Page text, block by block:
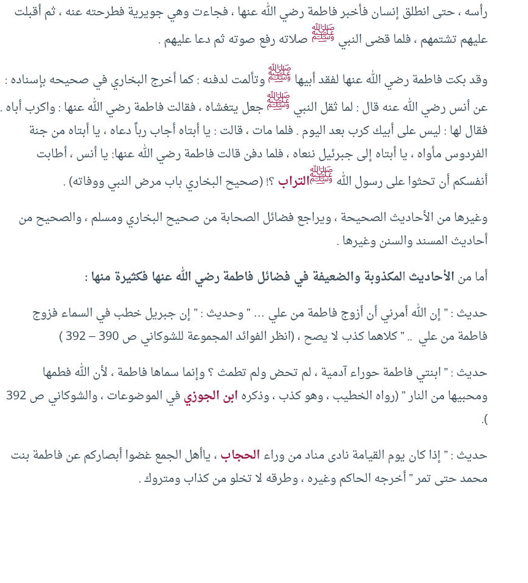
رأسه ، حتى انطلق إنسان فأخبر فاطمة رضي الله عنها ، فجاءت وهي جويرية فطرحته عنه ، ثم أقبلت
عليهم تشتمهم ، فلما قضى النبيﷺ صلاته رفع صوته ثم دعا عليهم .
وقد بكت فاطمة رضي الله عنها لفقد أبيهاﷺوتألمت لدفنه : كما أخرج البخاري في صحيحه بإسناده :
عن أنس رضي الله عنه قال : لما ثقل النبيﷺجعل يتغشاه ، فقالت فاطمة رضي الله عنها : واكرب أباه .
فقال لها : ليس على أبيك كرب بعد اليوم . فلما مات ، قالت : يا أبتاه أجاب رباً دعاه ، يا أبتاه من جنة
الفردوس مأواه ، يا أبتاه إلى جبرئيل ننعاه ، فلما دفن قالت فاطمة رضي الله عنها: يا أنس ، أطابت
أنفسكم أن تحثوا على رسول اللهﷺالتراب؟! (صحيح البخاري باب مرض النبي ووفاته) .
وغيرها من الأحاديث الصحيحة ، ويراجع فضائل الصحابة من صحيح البخاري ومسلم ، والصحيح من
أحاديث المسند والسنن وغيرها .
أما منالأحاديثالمكذوبة والضعيفة في فضائل فاطمة رضي الله عنها فكثيرة منها :
حديث : ” إن الله أمرني أن أزوج فاطمة من علي … ” وحديث : ” إن جبريل خطب في السماء فزوج
فاطمة من علي .. ” كلاهما كذب لا يصح ، (انظر الفوائد المجموعة للشوكاني ص 390 – 392 )
حديث : ” ابنتي فاطمة حوراء آدمية ، لم تحض ولم تطمث ؟ وإنما سماها فاطمة ، لأن الله فطمها
ومحبيها من النار ” (رواه الخطيب ، وهو كذب ، وذكرهابن الجوزي
في الموضوعات ، والشوكاني ص 392
).
حديث : ” إذا كان يوم القيامة نادى مناد من وراءالحجاب، ياأهل الجمع غضوا أبصاركم عن فاطمة بنت
محمد حتى تمر ” أخرجه الحاكم وغيره ، وطرقه لا تخلو من كذاب ومتروك .